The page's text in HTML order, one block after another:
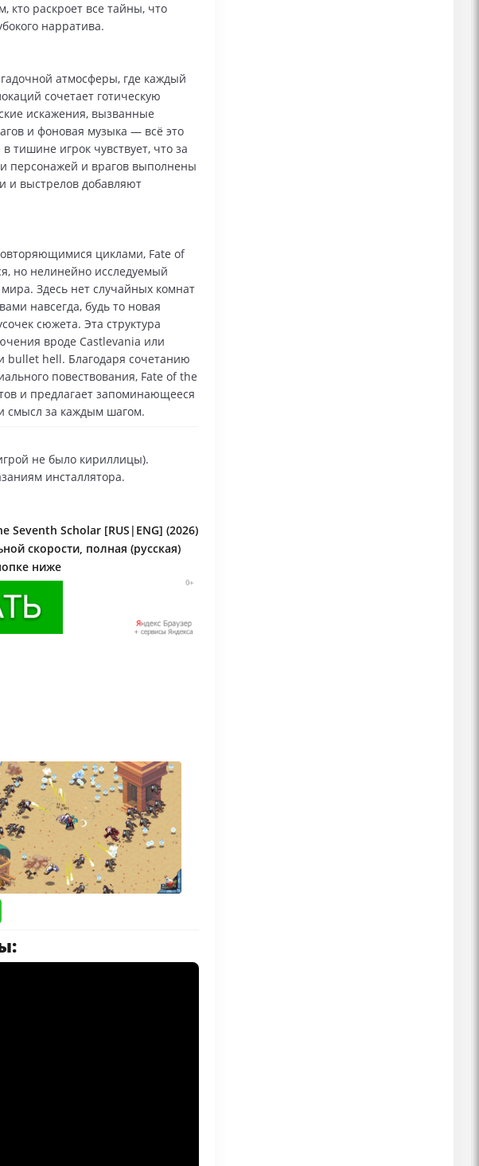
кто раскроет все тайны, что
нарратива.
атмосферы, где каждый
сочетает готическую
искажения, вызванные
и фоновая музыка — всё это
игрок чувствует, что за
персонажей и врагов выполнены
и выстрелов добавляют
циклами, Fate of
но нелинейно исследуемый
Здесь нет случайных комнат
навсегда, будь то новая
сюжета. Эта структура
вроде Castlevania или
bullet hell. Благодаря сочетанию
повествования, Fate of the
и предлагает запоминающееся
смысл за каждым шагом.
не было кириллицы).
инсталлятора.
Seventh Scholar [RUS|ENG] (2026)
скорости, полная (русская)
ниже